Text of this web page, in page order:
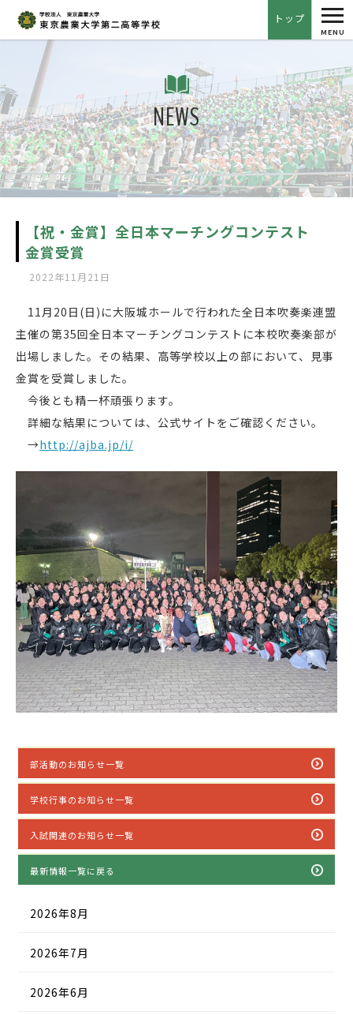
トップ
MENU
NEWS
【祝・金賞】全日本マーチングコンテスト
金賞受賞
2022年11月21日
11月20日(日)に大阪城ホールで行われた全日本吹奏楽連盟
主催の第35回全日本マーチングコンテストに本校吹奏楽部が
出場しました。その結果、高等学校以上の部において、見事
金賞を受賞しました。
今後とも精一杯頑張ります。
詳細な結果については、公式サイトをご確認ください。
→http://ajba.jp/i/
部活動のお知らせ一覧
学校行事のお知らせ一覧
入試関連のお知らせ一覧
最新情報一覧に戻る
2026年8月
2026年7月
2026年6月